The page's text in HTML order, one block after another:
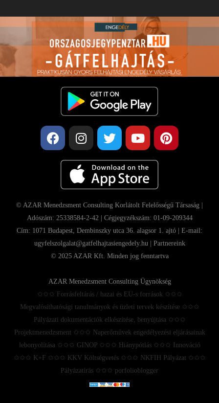
© AZAR Menedzsment Consulting Korlátolt Felelősségű Társaság |
Adószám: 25338584-2-42 | Cégjegyzékszám: 01-09-209344
Cím: 1071 Budapest, Dembinszky utca 36. alagsor 1. ajtó | E-mail:
ugyfelszolgalat@gatfelhajtasiengedely.hu | Partnereink
© 2025 AZAR Kft. Minden jog fenntartva
AZAR Menedzsment Consulting Ügynökség
✩✩✩ Forrásfeltárás / hazai és EU-s források ✩✩✩
Megvalósíthatósági tanulmányok és üzleti tervek készítése ✩✩✩
Pályázati dokumentációk elkészítése, benyújtása ✩✩✩
Projektmenedzsment ✩✩✩ Naperőművek engedélyezési eljárásainak
lebonyolítása ✩✩✩ GINOP ✩✩✩ Hiánypótlás ✩✩✩ Innováció
✩✩✩ K+F ✩✩✩ KKV Költségvetés ✩✩✩ NKFIH Pályázat ✩✩✩
Pályázatírás ✩✩✩ porfolioblogger